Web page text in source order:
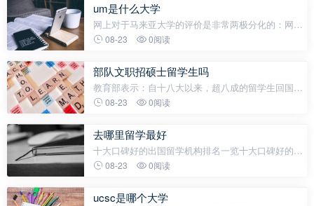
um是什么大学
网上对于马来亚大学的评价是非常两极分化的：网友
A：马来亚大学是QS前百的名校，在国内的认可度，
低就是恶意抹黑。网友B：毕业想回国内工
08-23 0阅读
部队文职招硕士留学生吗
教育部表示：自十八大以来，超八成的留学生回国发
展。近年来，留学人员回国人数逐步增加，从2016年
上的人选择回国发展。以前，在很多父母
08-23 0阅读
去哪里留学最好
十大口碑好的出国留学机构排名一览十大口碑好的出
国留学机构排名一览随着全球教育交流日益频繁，越
生实现留学梦想的过程中扮
08-23 0阅读
ucsc是哪个大学